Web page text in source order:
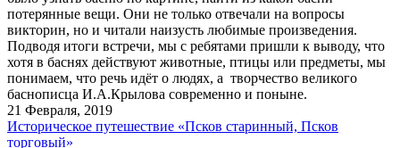
потерянные вещи. Они не только отвечали на вопросы
викторин, но и читали наизусть любимые произведения.
Подводя итоги встречи, мы с ребятами пришли к выводу, что
хотя в баснях действуют животные, птицы или предметы, мы
понимаем, что речь идёт о людях, а творчество великого
баснописца И.А.Крылова современно и поныне.
21 Февраля, 2019
Историческое путешествие «Псков старинный, Псков
торговый»